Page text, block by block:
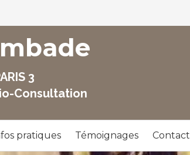
3
Consultation
pratiques Témoignages Contact